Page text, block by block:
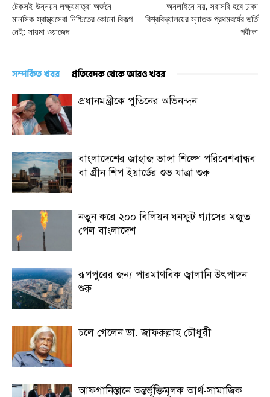
টেকসই উন্নয়ন লক্ষ্যমাত্রা অর্জনে
মানসিক স্বাস্থ্যসেবা নিশ্চিতের কোনো বিকল্প
নেই: সায়মা ওয়াজেদ
অনলাইনে নয়, সরাসরি হবে ঢাকা
বিশ্ববিদ্যালয়ের স্নাতক প্রথমবর্ষের ভর্তি
পরীক্ষা
সম্পর্কিত খবর প্রতিবেদক থেকে আরও খবর
প্রধানমন্ত্রীকে পুতিনের অভিনন্দন
বাংলাদেশের জাহাজ ভাঙ্গা শিল্পে পরিবেশবান্ধব
বা গ্রীন শিপ ইয়ার্ডের শুভ যাত্রা শুরু
নতুন করে ২০০ বিলিয়ন ঘনফুট গ্যাসের মজুত
পেল বাংলাদেশ
রূপপুরের জন্য পারমাণবিক জ্বালানি উৎপাদন
শুরু
চলে গেলেন ডা. জাফরুল্লাহ চৌধুরী
আফগানিস্তানে অন্তর্ভূক্তিমূলক আর্থ-সামাজিক